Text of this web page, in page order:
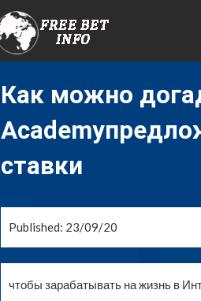
Как можно
ставки
Published: 23/09/20
чтобы зарабатывать на жизнь в